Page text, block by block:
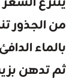
من الجذور
بالماء
ثم تدهن